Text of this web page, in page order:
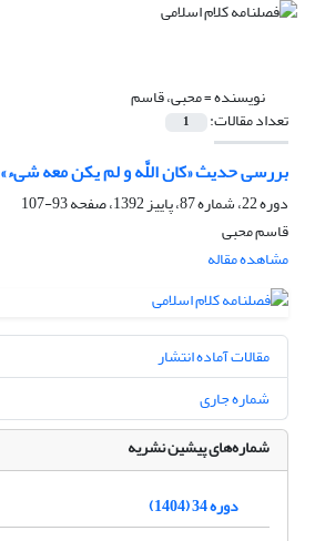
نویسنده =محبی، قاسم
تعداد مقالات: 1
بررسی حدیث «کان اللَّه و لم یکن معه شی‏ء»
دوره 22، شماره 87، پاییز 1392، صفحه
93-107
قاسم محبی
مشاهده مقاله
مقالات آماده انتشار
شماره جاری
شماره‌های پیشین نشریه
دوره 34 (1404)